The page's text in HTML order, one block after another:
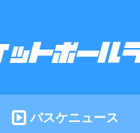
バスケニュース